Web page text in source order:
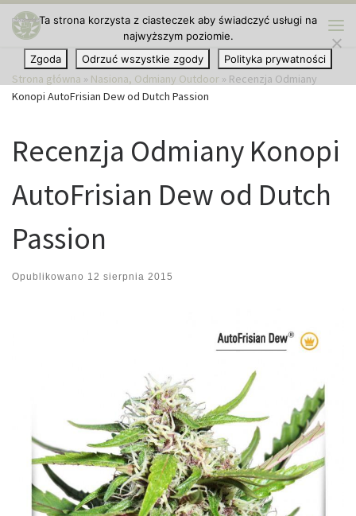
Przejdź do treści
Strona główna » Nasiona, Odmiany Outdoor » Recenzja Odmiany
Konopi AutoFrisian Dew od Dutch Passion
Recenzja Odmiany Konopi
AutoFrisian Dew od Dutch
Passion
Opublikowano 12 sierpnia 2015
Ta strona korzysta z ciasteczek aby świadczyć usługi na
najwyższym poziomie.
Zgoda
Odrzuć wszystkie zgody Polityka prywatności